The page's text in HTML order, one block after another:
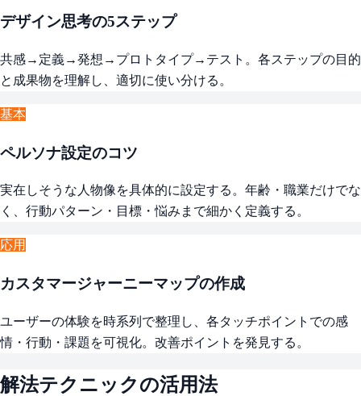
デザイン思考の5ステップ
共感→定義→発想→プロトタイプ→テスト。各ステップの目的
と成果物を理解し、適切に使い分ける。
基本
ペルソナ設定のコツ
実在しそうな人物像を具体的に設定する。年齢・職業だけでな
く、行動パターン・目標・悩みまで細かく定義する。
応用
カスタマージャーニーマップの作成
ユーザーの体験を時系列で整理し、各タッチポイントでの感
情・行動・課題を可視化。改善ポイントを発見する。
解法テクニックの活用法